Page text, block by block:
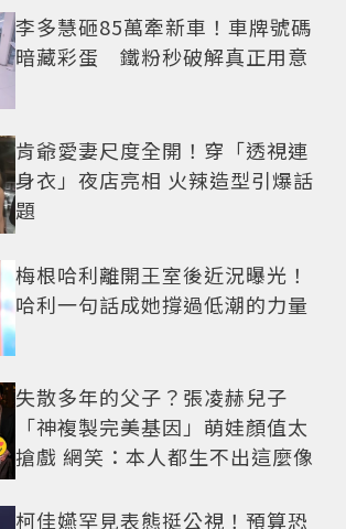
李多慧砸85萬牽新車！車牌號碼
暗藏彩蛋 鐵粉秒破解真正用意
肯爺愛妻尺度全開！穿「透視連
身衣」夜店亮相 火辣造型引爆話
題
梅根哈利離開王室後近況曝光！
哈利一句話成她撐過低潮的力量
失散多年的父子？張凌赫兒子
「神複製完美基因」萌娃顏值太
搶戲 網笑：本人都生不出這麼像
柯佳嬿罕見表態挺公視！預算恐